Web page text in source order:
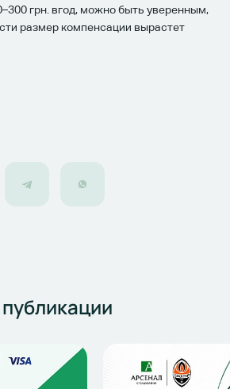
грн. вгод, можно быть уверенным,
размер компенсации вырастет
публикации